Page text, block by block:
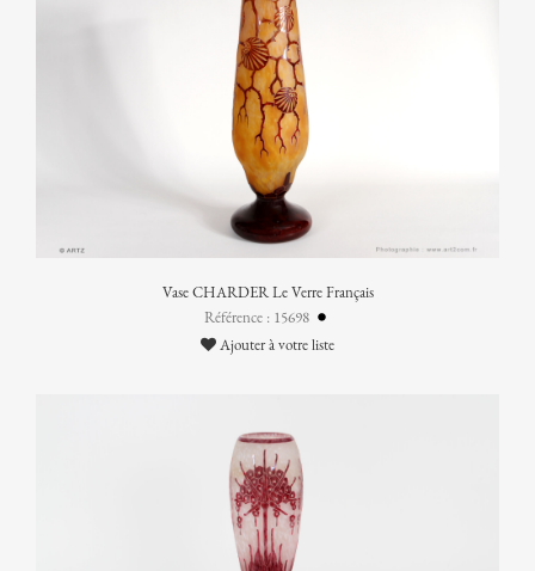
Vase CHARDER Le Verre Français
Référence : 15698
Ajouter à votre liste